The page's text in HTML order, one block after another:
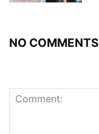
NO COMMENTS